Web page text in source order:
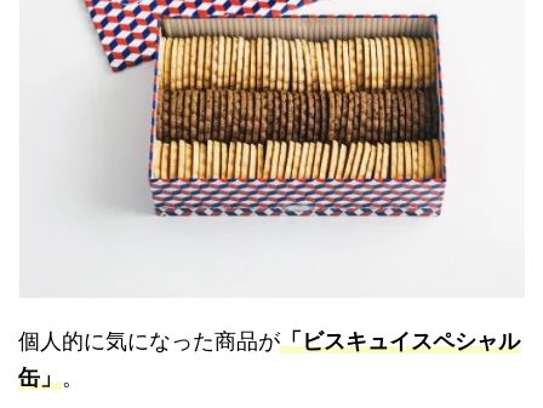
個人的に気になった商品が「ビスキュイスペシャル
缶」。